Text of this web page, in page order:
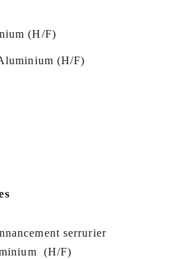
(H/F)
(H/F)
serrurier
(H/F)